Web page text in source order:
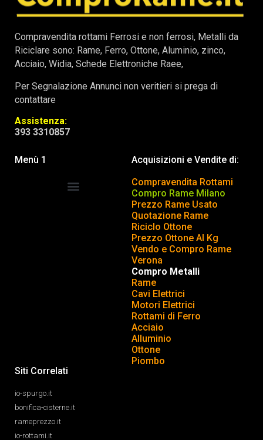
Compravendita rottami Ferrosi e non ferrosi, Metalli da
Riciclare sono: Rame, Ferro, Ottone, Aluminio, zinco,
Acciaio, Widia, Schede Elettroniche Raee,
Per Segnalazione Annunci non veritieri si prega di
contattare
Assistenza:
393 3310857
Menù 1
Acquisizioni e Vendite di:
Compravendita Rottami
Compro Rame Milano
Prezzo Rame Usato
Quotazione Rame
Riciclo Ottone
Prezzo Ottone Al Kg
Vendo e Compro Rame
Verona
Compro Metalli
Rame
Cavi Elettrici
Motori Elettrici
Rottami di Ferro
Acciaio
Alluminio
Ottone
Piombo
Siti Correlati
io-spurgo.it
bonifica-cisterne.it
rameprezzo.it
io-rottami.it